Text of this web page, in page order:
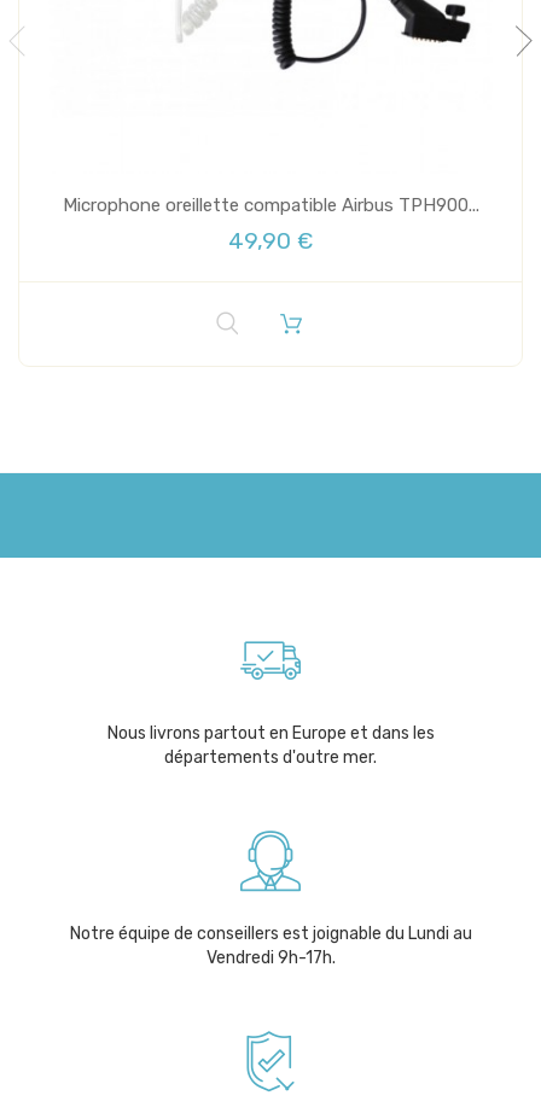
Microphone oreillette compatible Airbus TPH900...
49,90 €
Nous livrons partout en Europe et dans les
départements d'outre mer.
Notre équipe de conseillers est joignable du Lundi au
Vendredi 9h-17h.